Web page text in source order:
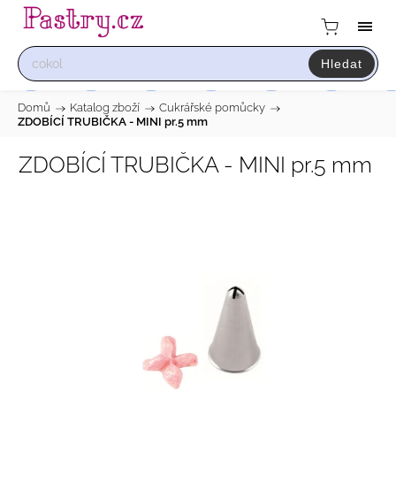
Hledat
Domů / Katalog zboží / Cukrářské pomůcky /
ZDOBÍCÍ TRUBIČKA - MINI pr.5 mm
ZDOBÍCÍ TRUBIČKA - MINI pr.5 mm